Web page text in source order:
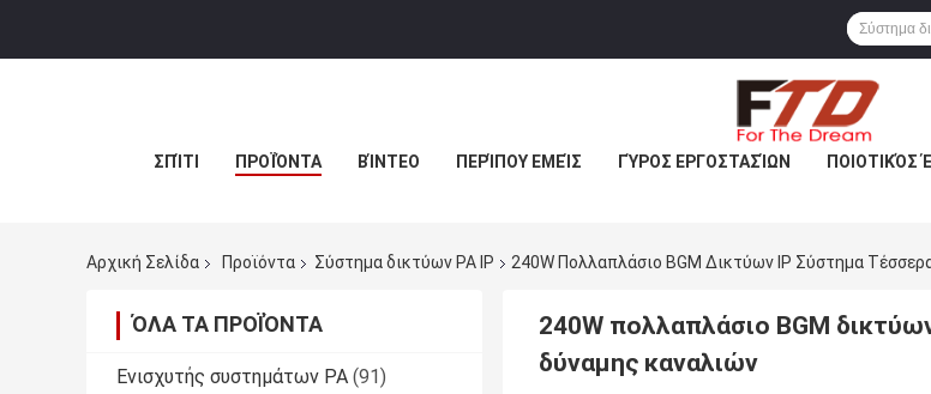
ΣΠΊΤΙ ΠΡΟΪΌΝΤΑ ΒΊΝΤΕΟ ΠΕΡΊΠΟΥ ΕΜΕΊΣ ΓΎΡΟΣ ΕΡΓΟΣΤΑΣΊΩΝ ΠΟΙΟΤΙΚΌΣ
Αρχική Σελίδα Προϊόντα Σύστημα δικτύων PA IP 240W Πολλαπλάσιο BGM Δικτύων IP Σύστημα
ΌΛΑ ΤΑ ΠΡΟΪΌΝΤΑ
Ενισχυτής συστημάτων PA (91)
240W πολλαπλάσιο BGM
δύναμης καναλιών